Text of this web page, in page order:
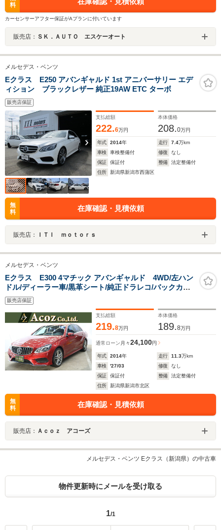
料
カーセンサーアフター保証がAプランに付いています
販売店： ＳＫ．ＡＵＴＯ エスケーオート
メルセデス・ベンツ
Eクラス E250 アバンギャルド 1st アニバーサリー エデ
ィション ブラックレザー 純正19AW ETC ターボ
販売店保証
支払総額
222.6万円
本体価格
208.0万円
年式 2014年 走行 7.4万km
車検
車検整備付 修復
なし
保証
保証付 整備
法定整備付
住所
新潟県新潟市西蒲区
無
料
在庫確認・見積依頼
販売店： ＩＴＩ ｍｏｔｏｒｓ
メルセデス・ベンツ
Eクラス E300 4マチック アバンギャルド 4WD/左ハン
ドル/ディーラー車/黒革シート/純正ドラレコ/バックカメ
ラ/プッシュスタート/360°カメラ/ETC
販売店保証
支払総額
219.8万円
本体価格
189.8万円
通常ローン 月々24,100円
年式 2014年 走行 11.3万km
車検
'27/03 修復
なし
保証
保証付 整備
法定整備付
住所
新潟県新潟市北区
無
料
在庫確認・見積依頼
販売店： Ａｃｏｚ アコーズ
メルセデス・ベンツ Eクラス（新潟県）の中古車
物件更新時にメールを受け取る
1/1